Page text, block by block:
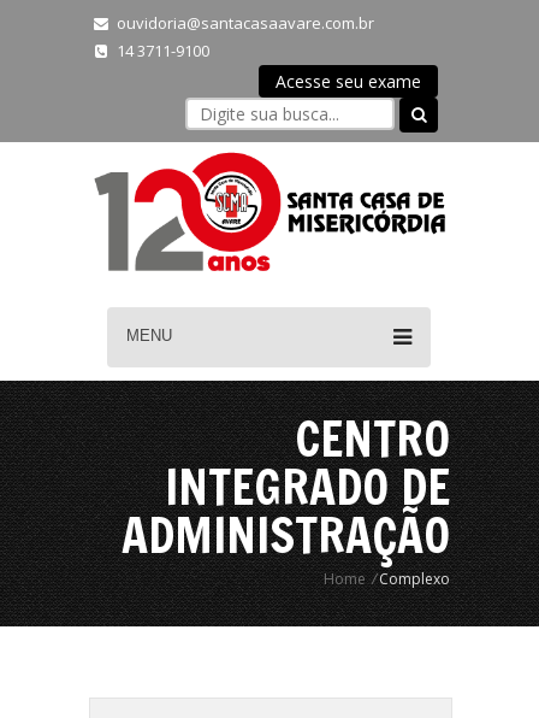
ouvidoria@santacasaavare.com.br
14 3711-9100
Acesse seu exame
MENU
CENTRO
INTEGRADO DE
ADMINISTRAÇÃO
Home /Complexo